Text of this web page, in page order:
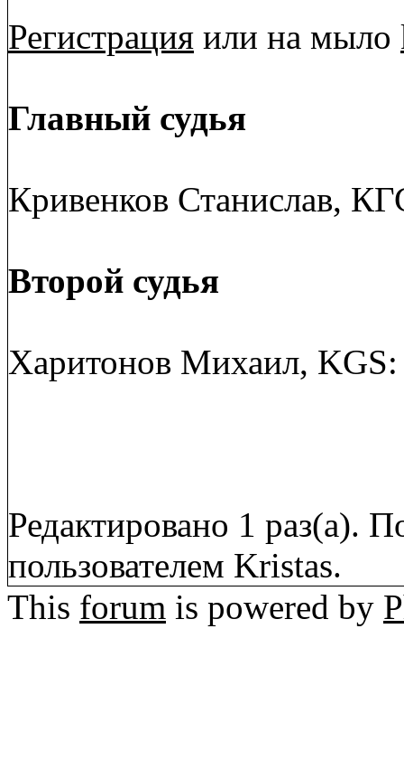
Регистрация или на мыло
Главный судья
Кривенков Станислав,
Второй судья
Харитонов Михаил, KGS:
Редактировано 1 раз(а).
пользователем Kristas.
This forum is powered by